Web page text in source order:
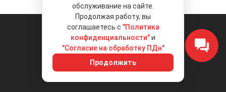
© 2026 «Liberty Project».
Аксессуары и запчасти оптом.
обслуживание на сайте.
Продолжая работу, вы
соглашаетесь с "Политика
конфиденциальности"и
"Согласие на обработку ПДн"